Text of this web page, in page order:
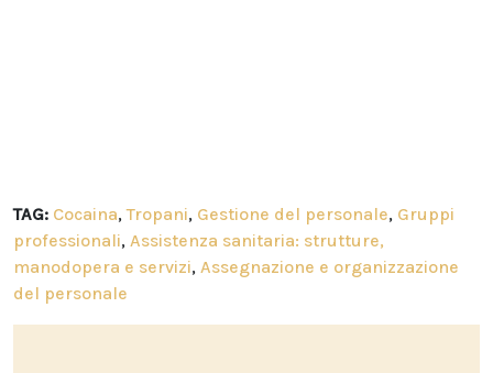
TAG: Cocaina,Tropani, Gestione del personale, Gruppi
professionali, Assistenza sanitaria: strutture,
manodopera e servizi, Assegnazione e organizzazione
del personale